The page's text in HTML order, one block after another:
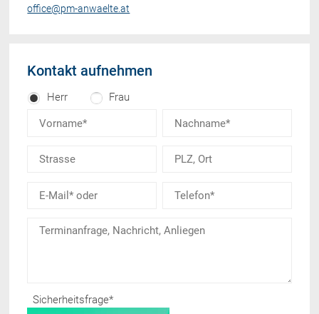
office@pm-anwaelte.at
Kontakt aufnehmen
Herr Frau
Sicherheitsfrage*